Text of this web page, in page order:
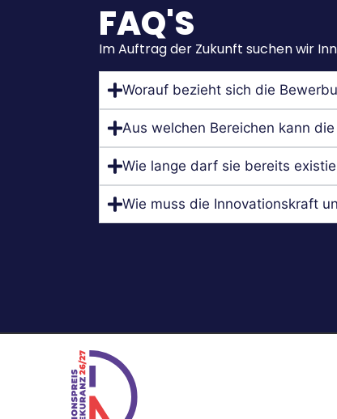
FAQ'S
Im Auftrag der Zukunft suchen wir
Worauf bezieht sich die
Aus welchen Bereichen kann
Wie lange darf sie bereits
Wie muss die Innovationskraft